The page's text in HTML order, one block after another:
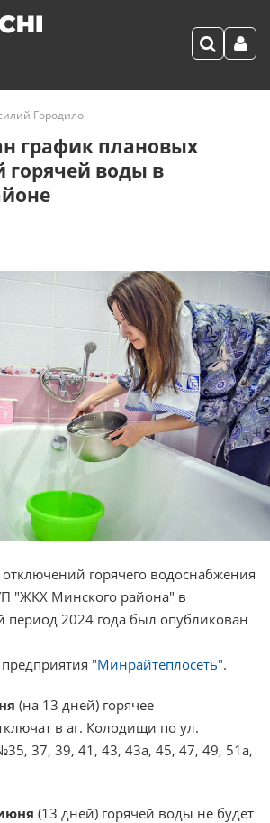
Городило
график плановых
горячей воды в
горячего водоснабжения
"ЖКХ Минского района" в
период 2024 года был опубликован
предприятия "Минрайтеплосеть".
(на 13 дней) горячее
в аг. Колодищи по ул.
37, 39, 41, 43, 43а, 45, 47, 49, 51а,
(13 дней) горячей воды не будет